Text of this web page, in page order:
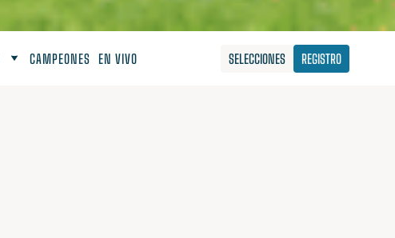
CAMPEONES EN VIVO SELECCIONES REGISTRO